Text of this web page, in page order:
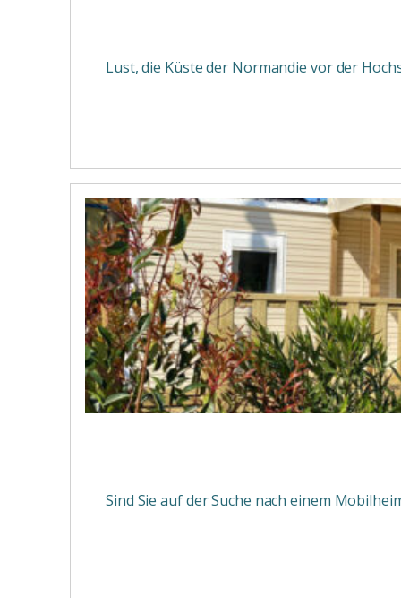
Lust, die Küste der Normandie vor der
Sind Sie auf der Suche nach einem